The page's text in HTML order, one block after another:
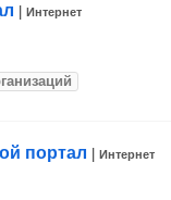
Интернет
портал Интернет